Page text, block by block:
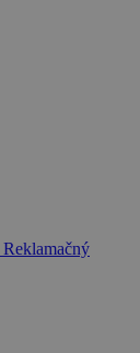
Reklamačný